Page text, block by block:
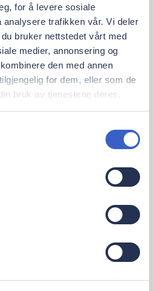
for å levere sosiale
analysere trafikken vår. Vi deler
bruker nettstedet vårt med
medier, annonsering og
den med annen
for dem, eller som de
bruk av tjenestene deres.
utdanning
engelsk godt, både
og godt arbeidsmiljø
ønsker vi å komme i
ta kontakt for en
et sterkt fagmiljø
er vår
ultimate mål er å skape